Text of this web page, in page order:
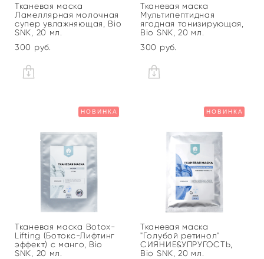
Тканевая маска
Ламеллярная молочная
супер увлажняющая, Bio
SNK, 20 мл.
300 pуб.
Тканевая маска
Мультипептидная
ягодная тонизирующая,
Bio SNK, 20 мл.
300 pуб.
НОВИНКА
Тканевая маска Botox-
Lifting (Ботокс-Лифтинг
эффект) с манго, Bio
SNK, 20 мл.
НОВИНКА
Тканевая маска
"Голубой ретинол"
СИЯНИЕ&УПРУГОСТЬ,
Bio SNK, 20 мл.